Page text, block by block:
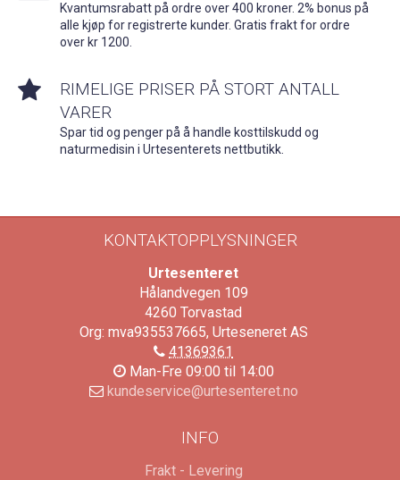
Kvantumsrabatt på ordre over 400 kroner. 2% bonus på
alle kjøp for registrerte kunder. Gratis frakt for ordre
over kr 1200.
RIMELIGE PRISER PÅ STORT ANTALL
VARER
Spar tid og penger på å handle kosttilskudd og
naturmedisin i Urtesenterets nettbutikk.
KONTAKTOPPLYSNINGER
Urtesenteret
Hålandvegen 109
4260 Torvastad
Org: mva935537665, Urteseneret AS
41369361
Man-Fre 09:00 til 14:00
kundeservice@urtesenteret.no
INFO
Frakt - Levering